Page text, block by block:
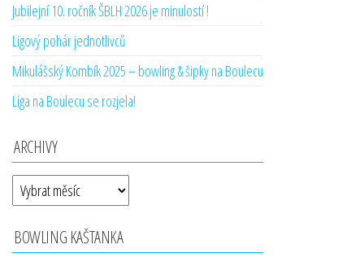
Jubilejní 10. ročník ŠBLH 2026 je minulostí !
Ligový pohár jednotlivců
Mikulášský Kombík 2025 – bowling & šipky na Boulecu
Liga na Boulecu se rozjela!
ARCHIVY
Archivy
BOWLING KAŠTANKA